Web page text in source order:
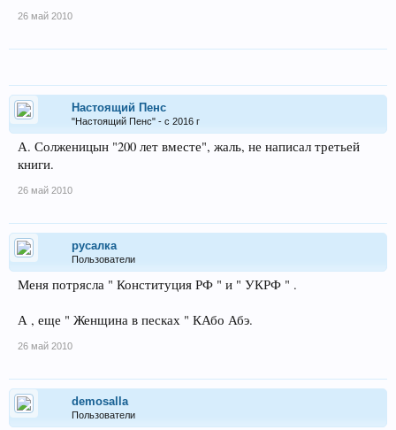
26 май 2010
Настоящий Пенс
"Настоящий Пенс" - с 2016 г
А. Солженицын "200 лет вместе", жаль, не написал третьей
книги.
26 май 2010
русалка
Пользователи
Меня потрясла " Конституция РФ " и " УКРФ " .
А , еще " Женщина в песках " КАбо Абэ.
26 май 2010
demosalla
Пользователи